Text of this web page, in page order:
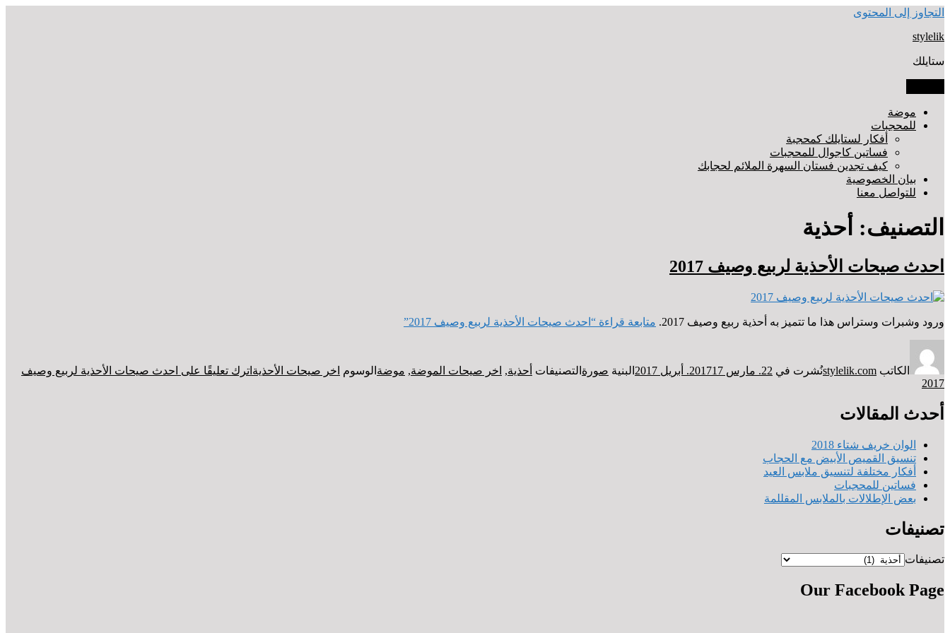
التجاوز إلى المحتوى
stylelik
ستايلك
موضة
للمحجبات
أفكار لستايلك كمحجبة
فساتين كاجوال للمحجبات
كيف تجدين فستان السهرة الملائم لحجابك
بيان الخصوصية
للتواصل معنا
التصنيف: أحذية
احدث صيحات الأحذية لربيع وصيف 2017
ورود وشبرات وستراس هذا ما تتميز به أحذية ربيع وصيف 2017. متابعة قراءة “احدث صيحات الأحذية لربيع وصيف 2017”
الكاتب stylelik.comنُشرت في 22. مارس 2017 17. أبريل 2017 البنية صورة التصنيفات أحذية, اخر صيحات الموضة, موضة الوسوم اخر صيحات الأحذية اترك تعليقًا على احدث صيحات الأحذية لربيع وصيف
2017
أحدث المقالات
الوان خريف شتاء 2018
تنسيق القميص الأبيض مع الحجاب
أفكار مختلفة لتنسيق ملابس العيد
فساتين للمحجبات
بعض الإطلالات بالملابس المقللمة
تصنيفات
تصنيفات
Our Facebook Page